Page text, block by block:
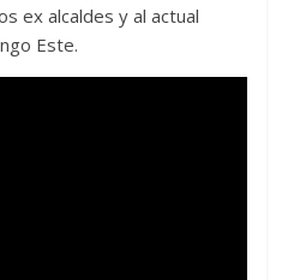
ex alcaldes y al actual
Este.